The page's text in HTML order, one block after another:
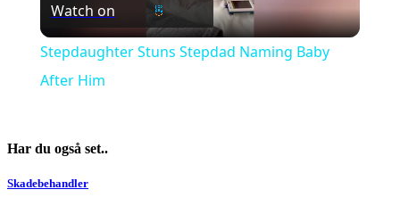
Video
Watch on
Stepdaughter Stuns Stepdad Naming Baby
After Him
Har du også set..
Skadebehandler